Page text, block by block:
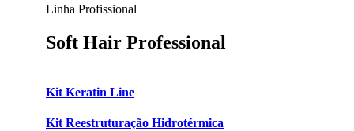
Linha Profissional
Soft Hair Professional
Kit Keratin Line
Kit Reestruturação Hidrotérmica